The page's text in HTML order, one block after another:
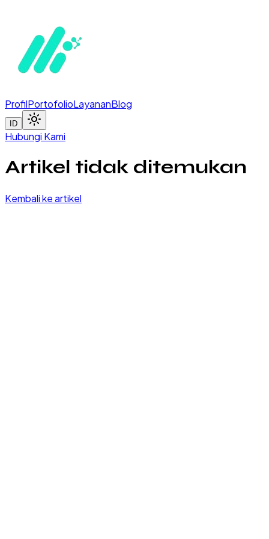
ProfilPortofolioLayananBlog
ID
Hubungi Kami
Artikel tidak ditemukan
Kembali ke artikel